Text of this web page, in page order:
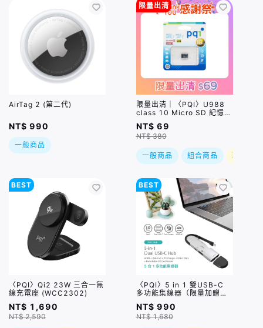
AirTag 2 (第二代)
NT$ 990
一般商品
限量出清
限量出清｜〈PQI〉U988
class 10 Micro SD 記憶卡
16GB
NT$ 69
NT$ 380
一般商品 組合商品 現折
BEST
〈PQI〉Qi2 23W 三合一無
線充電座 (WCC2302)
NT$ 1,690
NT$ 2,590
BEST
〈PQI〉5 in 1 雙USB-C
多功能集線器（限量加贈｜
U988 class 10 Micro SD
記憶卡 64GB，附 SD 轉
卡）
NT$ 990
NT$ 1,680